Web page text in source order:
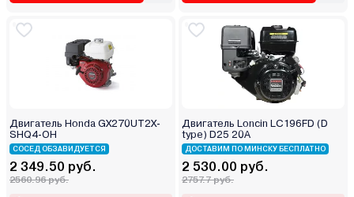
Двигатель Honda GX270UT2X-
SHQ4-OH
СОСЕД ОБЗАВИДУЕТСЯ
2 349.50 руб.
2560.96 руб.
Двигатель Loncin LC196FD (D
type) D25 20A
ДОСТАВИМ ПО МИНСКУ БЕСПЛАТНО
2 530.00 руб.
2757.7 руб.